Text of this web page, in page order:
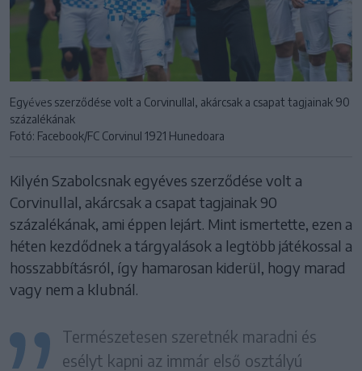
Egyéves szerződése volt a Corvinullal, akárcsak a csapat tagjainak 90
százalékának
Fotó: Facebook/FC Corvinul 1921 Hunedoara
Kilyén Szabolcsnak egyéves szerződése volt a
Corvinullal, akárcsak a csapat tagjainak 90
százalékának, ami éppen lejárt. Mint ismertette, ezen a
héten kezdődnek a tárgyalások a legtöbb játékossal a
hosszabbításról, így hamarosan kiderül, hogy marad
vagy nem a klubnál.
Természetesen szeretnék maradni és
esélyt kapni az immár első osztályú